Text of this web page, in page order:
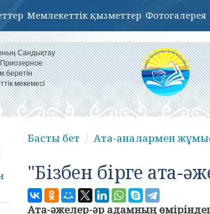
Мемлекеттік қызметтер Фотогалерея
Сандықтау
беретін
мекемесі
Басты бет Ата-аналармен
"Бізбен бірге ата-
Ата-әжелер-әр адамның